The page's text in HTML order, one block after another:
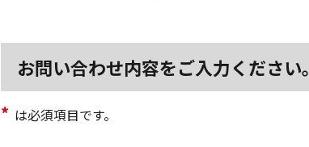
お問い合わせ内容をご入力ください。
* は必須項目です。